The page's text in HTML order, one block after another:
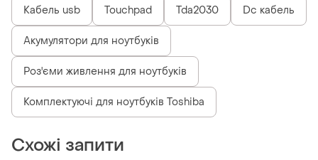
Кабель usb Touchpad Tda2030 Dc кабель
Акумулятори для ноутбуків
Роз'єми живлення для ноутбуків
Комплектуючі для ноутбуків Toshiba
Схожі запити